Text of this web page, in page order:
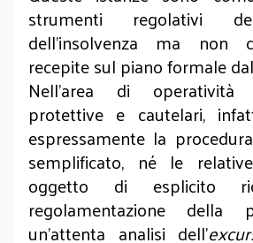
strumenti regolativi
dell’insolvenza ma non
recepite sul piano formale
Nell’area di
protettive e cautelari,
espressamente la
semplificato, né le
oggetto di esplicito
regolamentazione della
un’attenta analisi dell’